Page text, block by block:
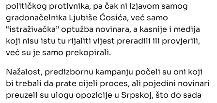
političkog protivnika, pa čak ni izjavom samog
gradonačelnika Ljubiše Ćosića, već samo
“istraživačka” optužba novinara, a kasnije i medija
koji nisu istu tu rijaliti vijest preradili ili provjerili,
već su je samo prekopirali.
Nažalost, predizbornu kampanju počeli su oni koji
bi trebali da prate cijeli proces, ali pojedini novinari
preuzeli su ulogu opozicije u Srpskoj, što do sada